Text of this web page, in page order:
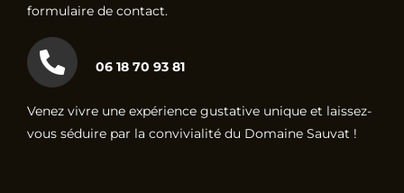
formulaire de contact.
06 18 70 93 81
Venez vivre une expérience gustative unique et laissez-
vous séduire par la convivialité du Domaine Sauvat !